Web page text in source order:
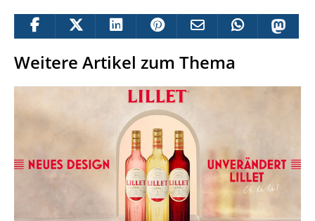
Weitere Artikel zum Thema